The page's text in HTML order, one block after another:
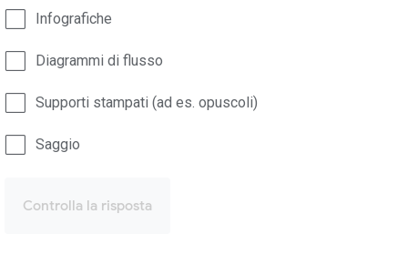
Infografiche
Diagrammi di flusso
Supporti stampati (ad es. opuscoli)
Saggio
Controlla la risposta